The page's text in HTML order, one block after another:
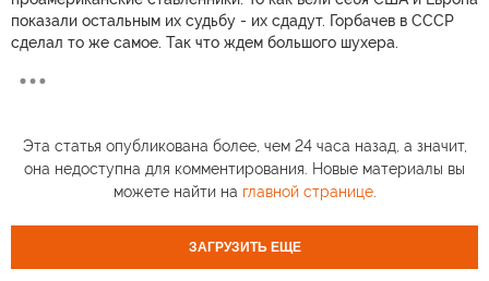
показали остальным их судьбу - их сдадут. Горбачев в СССР
сделал то же самое. Так что ждем большого шухера.
Эта статья опубликована более, чем 24 часа назад, а значит,
она недоступна для комментирования. Новые материалы вы
можете найти на главной странице.
ЗАГРУЗИТЬ ЕЩЕ